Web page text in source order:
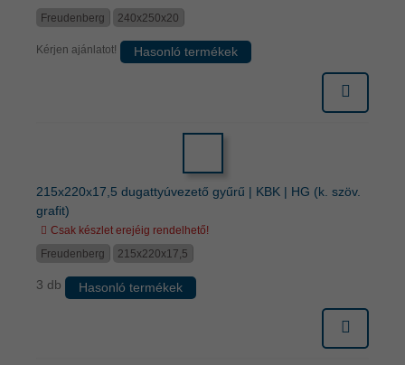
Freudenberg 240x250x20
Kérjen ajánlatot! Hasonló termékek
215x220x17,5 dugattyúvezető gyűrű | KBK | HG (k. szöv.
grafit)
Csak készlet erejéig rendelhető!
Freudenberg
215x220x17,5
3 db Hasonló termékek